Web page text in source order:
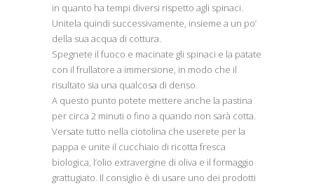
in quanto ha tempi diversi rispetto agli spinaci.
Unitela quindi successivamente, insieme a un po’
della sua acqua di cottura.
Spegnete il fuoco e macinate gli spinaci e la patate
con il frullatore a immersione, in modo che il
risultato sia una qualcosa di denso.
A questo punto potete mettere anche la pastina
per circa 2 minuti o fino a quando non sarà cotta.
Versate tutto nella ciotolina che userete per la
pappa e unite il cucchiaio di ricotta fresca
biologica, l’olio extravergine di oliva e il formaggio
grattugiato. Il consiglio è di usare uno dei prodotti